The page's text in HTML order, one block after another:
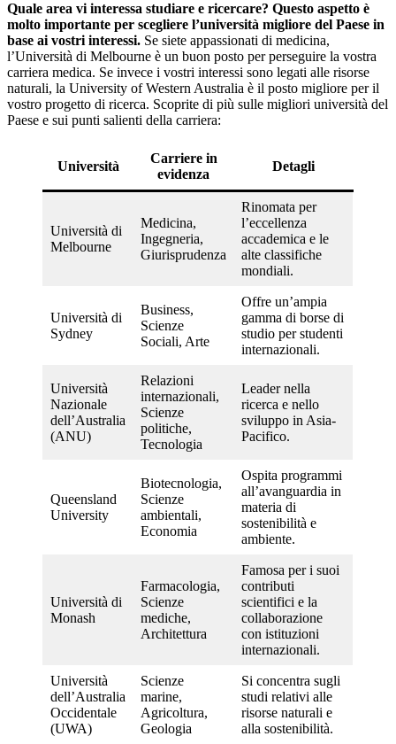
Quale area vi interessa studiare e ricercare? Questo aspetto è
molto importante per scegliere l’università migliore del Paese in
base ai vostri interessi. Se siete appassionati di medicina,
l’Università di Melbourne è un buon posto per perseguire la vostra
carriera medica. Se invece i vostri interessi sono legati alle risorse
naturali, la University of Western Australia è il posto migliore per il
vostro progetto di ricerca. Scoprite di più sulle migliori università del
Paese e sui punti salienti della carriera:
Università
Carriere in
evidenza
Detagli
Università di
Melbourne
Medicina,
Ingegneria,
Giurisprudenza
Rinomata per
l’eccellenza
accademica e le
alte classifiche
mondiali.
Università di
Sydney
Business,
Scienze
Sociali, Arte
Offre un’ampia
gamma di borse di
studio per studenti
internazionali.
Università
Nazionale
dell’Australia
(ANU)
Relazioni
internazionali,
Scienze
politiche,
Tecnologia
Leader nella
ricerca e nello
sviluppo in Asia-
Pacifico.
Queensland
University
Biotecnologia,
Scienze
ambientali,
Economia
Ospita programmi
all’avanguardia in
materia di
sostenibilità e
ambiente.
Università di
Monash
Farmacologia,
Scienze
mediche,
Architettura
Famosa per i suoi
contributi
scientifici e la
collaborazione
con istituzioni
internazionali.
Università
dell’Australia
Occidentale
(UWA)
Scienze
marine,
Agricoltura,
Geologia
Si concentra sugli
studi relativi alle
risorse naturali e
alla sostenibilità.